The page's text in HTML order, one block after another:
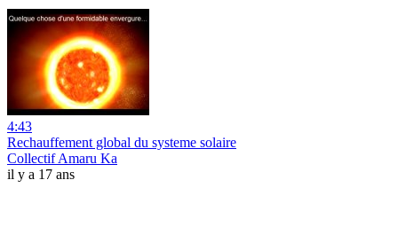
4:43
Rechauffement global du systeme solaire
Collectif Amaru Ka
il y a 17 ans